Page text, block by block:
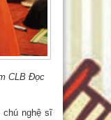
CLB Đọc
nghệ sĩ